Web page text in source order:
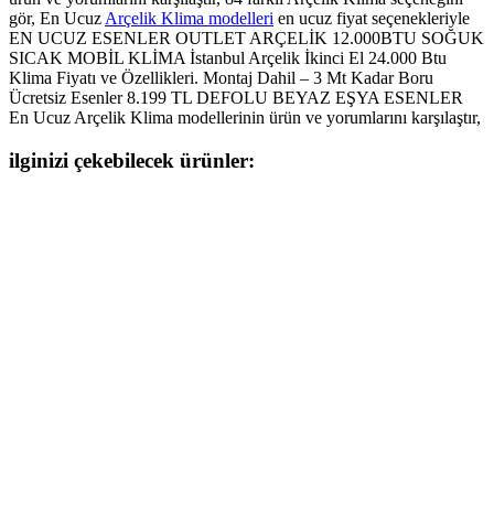
gör, En UcuzArçelik Klima modelleri en ucuz fiyat seçenekleriyle
EN UCUZ ESENLER OUTLET ARÇELİK 12.000BTU SOĞUK
SICAK MOBİL KLİMA İstanbul Arçelik İkinci El 24.000 Btu
Klima Fiyatı ve Özellikleri. Montaj Dahil – 3 Mt Kadar Boru
Ücretsiz Esenler 8.199 TL DEFOLU BEYAZ EŞYA ESENLER
En Ucuz Arçelik Klima modellerinin ürün ve yorumlarını karşılaştır,
ilginizi çekebilecek ürünler: